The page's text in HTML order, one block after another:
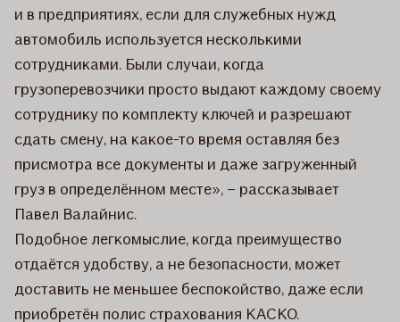
и в предприятиях, если для служебных нужд
автомобиль используется несколькими
сотрудниками. Были случаи, когда
грузоперевозчики просто выдают каждому своему
сотруднику по комплекту ключей и разрешают
сдать смену, на какое-то время оставляя без
присмотра все документы и даже загруженный
груз в определённом месте», – рассказывает
Павел Валайнис.
Подобное легкомыслие, когда преимущество
отдаётся удобству, а не безопасности, может
доставить не меньшее беспокойство, даже если
приобретён полис страхования КАСКО.